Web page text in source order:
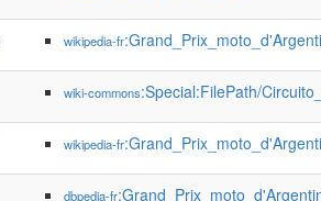
wikipedia-fr
wiki-commons:Special:FilePath/
wikipedia-fr
dbpedia-fr